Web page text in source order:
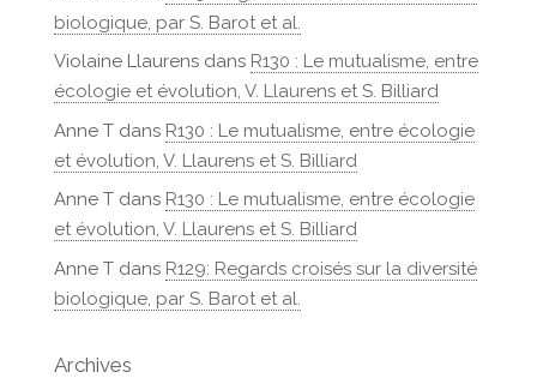
biologique, par S. Barot et al.
Violaine Llaurensdans R130 : Le mutualisme, entre
écologie et évolution, V. Llaurens et S. Billiard
Anne Tdans R130 : Le mutualisme, entre écologie
et évolution, V. Llaurens et S. Billiard
Anne Tdans R130 : Le mutualisme, entre écologie
et évolution, V. Llaurens et S. Billiard
Anne Tdans R129: Regards croisés sur la diversité
biologique, par S. Barot et al.
Archives